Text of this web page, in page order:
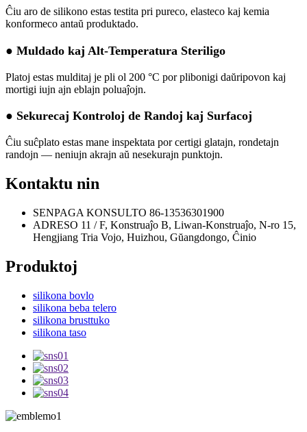
Ĉiu aro de silikono estas testita pri pureco, elasteco kaj kemia
konformeco antaŭ produktado.
● Muldado kaj Alt-Temperatura Steriligo
Platoj estas mulditaj je pli ol 200 °C por plibonigi daŭripovon kaj
mortigi iujn ajn eblajn poluaĵojn.
● Sekurecaj Kontroloj de Randoj kaj Surfacoj
Ĉiu suĉplato estas mane inspektata por certigi glatajn, rondetajn
randojn — neniujn akrajn aŭ nesekurajn punktojn.
Kontaktu nin
SENPAGA KONSULTO 86-13536301900
ADRESO 11 / F, Konstruaĵo B, Liwan-Konstruaĵo, N-ro 15,
Hengjiang Tria Vojo, Huizhou, Gŭangdongo, Ĉinio
Produktoj
silikona bovlo
silikona beba telero
silikona brusttuko
silikona taso